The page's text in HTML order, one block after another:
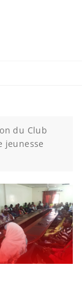
du Club
jeunesse